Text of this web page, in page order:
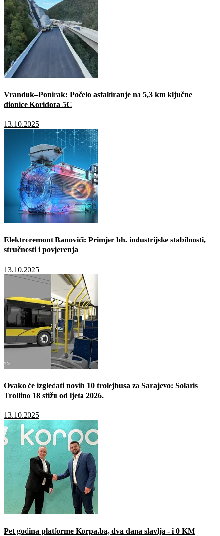
Vranduk–Ponirak: Počelo asfaltiranje na 5,3 km ključne
dionice Koridora 5C
13.10.2025
Elektroremont Banovići: Primjer bh. industrijske stabilnosti,
stručnosti i povjerenja
13.10.2025
Ovako će izgledati novih 10 trolejbusa za Sarajevo: Solaris
Trollino 18 stižu od ljeta 2026.
13.10.2025
Pet godina platforme Korpa.ba, dva dana slavlja - i 0 KM